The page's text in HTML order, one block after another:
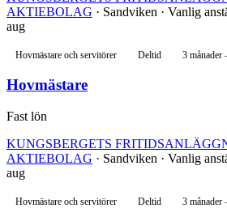
AKTIEBOLAG · Sandviken · Vanlig
aug
Hovmästare och servitörer Deltid 3 månader
Hovmästare
Fast lön
KUNGSBERGETS
AKTIEBOLAG · Sandviken · Vanlig
aug
Hovmästare och servitörer Deltid 3 månader